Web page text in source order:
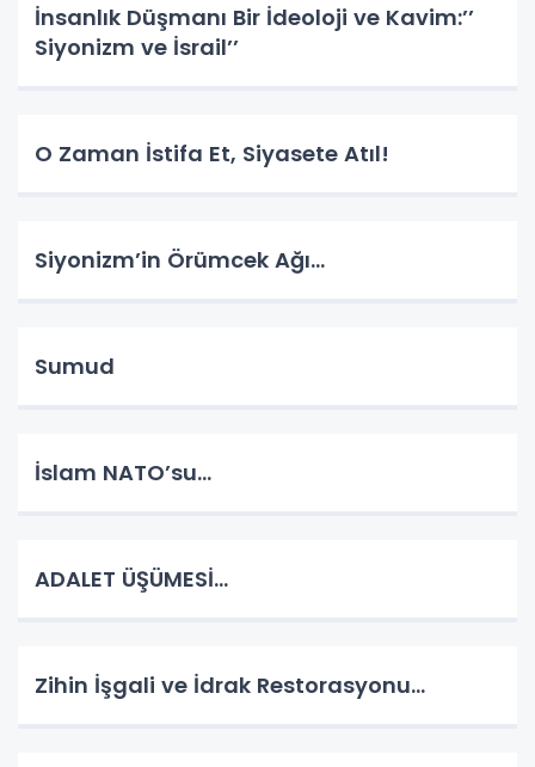
İnsanlık Düşmanı Bir İdeoloji ve Kavim:’’
Siyonizm ve İsrail’’
O Zaman İstifa Et, Siyasete Atıl!
Siyonizm’in Örümcek Ağı…
Sumud
İslam NATO’su…
ADALET ÜŞÜMESİ…
Zihin İşgali ve İdrak Restorasyonu…